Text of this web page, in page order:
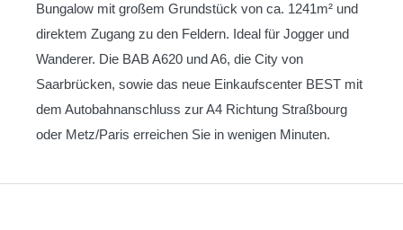
Bungalow mit großem Grundstück von ca. 1241m² und
direktem Zugang zu den Feldern. Ideal für Jogger und
Wanderer. Die BAB A620 und A6, die City von
Saarbrücken, sowie das neue Einkaufscenter BEST mit
dem Autobahnanschluss zur A4 Richtung Straßbourg
oder Metz/Paris erreichen Sie in wenigen Minuten.